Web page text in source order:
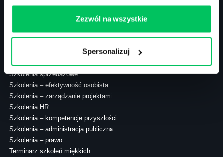
Zezwól na wszystkie
Spersonalizuj
00-394 Warszawa
Szkolenia menedżerskie
Szkolenia sprzedażowe
Szkolenia – efektywność osobista
Szkolenia – zarządzanie projektami
Szkolenia HR
Szkolenia – kompetencje przyszłości
Szkolenia – administracja publiczna
Szkolenia – prawo
Terminarz szkoleń miękkich